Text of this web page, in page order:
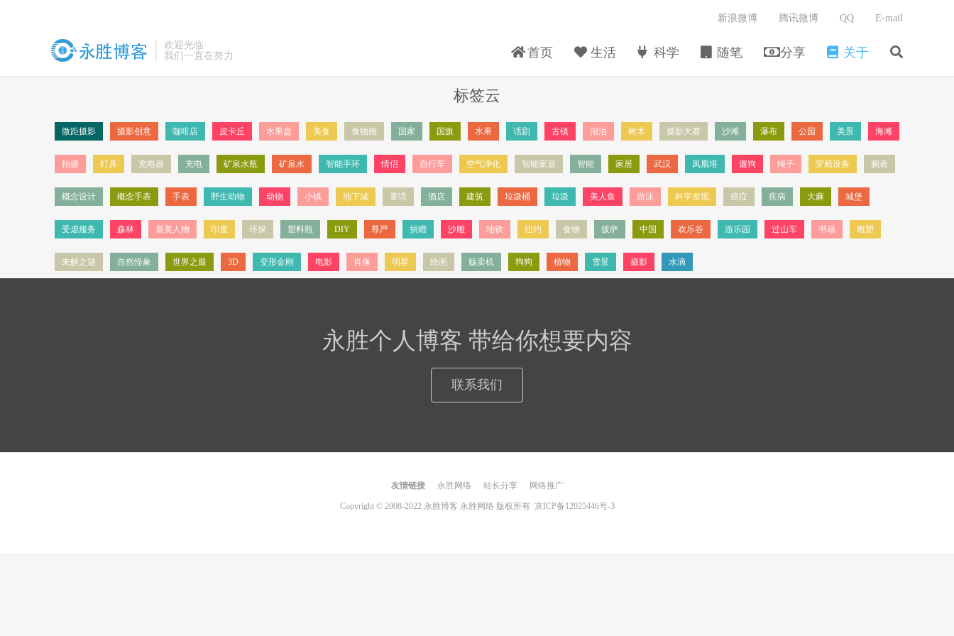
欢迎光临
我们一直在努力
首页 生活 科学 随笔 分享 关于
新浪微博 腾讯微博 QQ E-mail
标签云
微距摄影 摄影创意 咖啡店 皮卡丘 水果盘 美食 食物画 国家 国旗 水果 话剧 古镇 湖泊 树木 摄影大赛 沙滩 瀑布 公园 美景 海滩
拍摄 灯具 充电器 充电 矿泉水瓶 矿泉水 智能手环 情侣 自行车 空气净化 智能家居 智能 家居 武汉 凤凰塔 遛狗 绳子 穿戴设备 腕表
概念设计 概念手表 手表 野生动物 动物 小镇 地下城 童话 酒店 建筑 垃圾桶 垃圾 美人鱼 游泳 科学发现 癌症 疾病 大麻 城堡
受虐服务 森林 最美人物 印度 环保 塑料瓶 DIY 尊严 捐赠 沙雕 地铁 纽约 食物 披萨 中国 欢乐谷 游乐园 过山车 书籍 雕塑
未解之谜 自然怪象 世界之最 3D 变形金刚 电影 肖像 明星 绘画 贩卖机 狗狗 植物 雪景 摄影 水滴
永胜个人博客 带给你想要内容
联系我们
友情链接 永胜网络 站长分享 网络推广
Copyright © 2008-2022 永胜博客 永胜网络 版权所有 京ICP备12025446号-3